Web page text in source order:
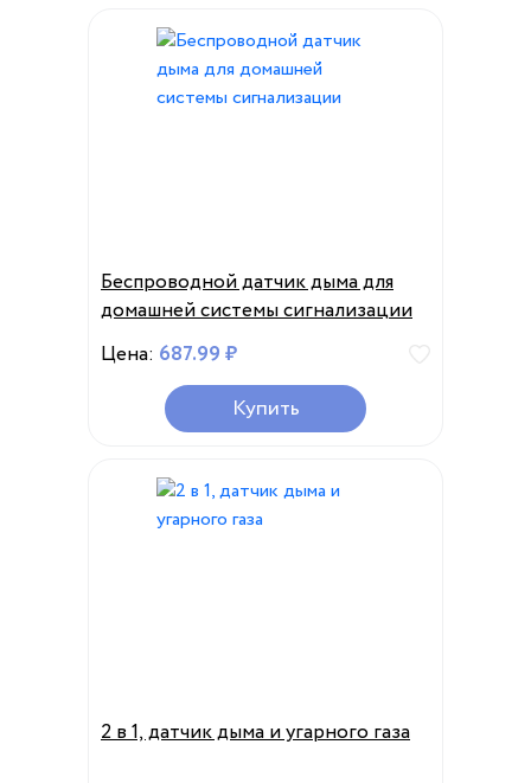
Беспроводной датчик дыма для
домашней системы сигнализации
Цена: 687.99 ₽
Купить
2 в 1, датчик дыма и угарного газа